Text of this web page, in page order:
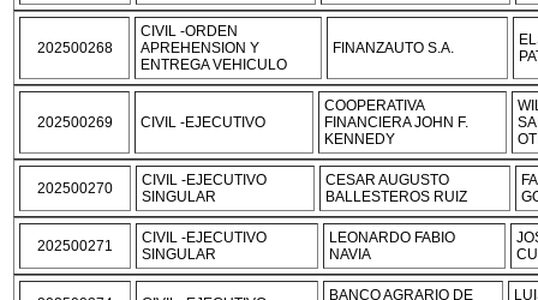
202500268
CIVIL -ORDEN
APREHENSION Y
ENTREGA VEHICULO
FINANZAUTO S.A.
202500269 CIVIL -EJECUTIVO
COOPERATIVA
FINANCIERA JOHN F.
KENNEDY
202500270
CIVIL -EJECUTIVO
SINGULAR
CESAR AUGUSTO
BALLESTEROS RUIZ
202500271
CIVIL -EJECUTIVO
SINGULAR
LEONARDO FABIO
NAVIA
BANCO AGRARIO DE